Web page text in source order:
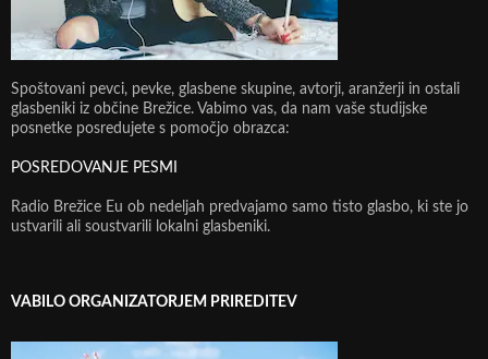
Spoštovani pevci, pevke, glasbene skupine, avtorji, aranžerji in ostali
glasbeniki iz občine Brežice. Vabimo vas, da nam vaše studijske
posnetke posredujete s pomočjo obrazca:
POSREDOVANJE PESMI
Radio Brežice Eu ob nedeljah predvajamo samo tisto glasbo, ki ste jo
ustvarili ali soustvarili lokalni glasbeniki.
VABILO ORGANIZATORJEM PRIREDITEV